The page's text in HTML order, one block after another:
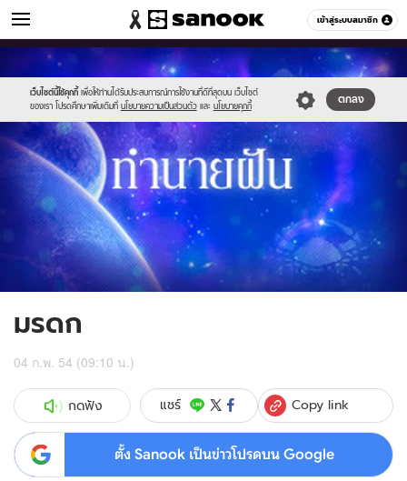
เข้าสู่ระบบสมาชิก
ดูดวง หมวดอื่นๆ
เว็บไซต์นี้ใช้คุกกี้ เพื่อให้ท่านได้รับประสบการณ์การใช้งานที่ดีที่สุดบน เว็บไซต์
ของเรา โปรดศึกษาเพิ่มเติมที่ นโยบายความเป็นส่วนตัว และ นโยบายคุกกี้
ตกลง
Sanook
//s.isanook.com/sr/0/images/logo-
new-
sanook.png
//s.isanook.com/ho/0/ud/1/6969/g_300x200.jpg
มรดก
04 ก.พ. 54 (09:10 น.)
กดฟัง แชร์ Copy link
ตั้ง Sanook เป็นข่าวโปรดบน Google